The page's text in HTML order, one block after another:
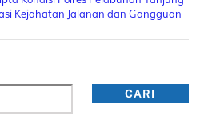
Kejahatan Jalanan dan Gangguan
CARI